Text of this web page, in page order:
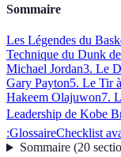
Sommaire
Les Légendes du
Technique du Dunk
Michael Jordan3. Le
Gary Payton5. Le Tir
Hakeem Olajuwon7.
Leadership de Kobe
:GlossaireChecklist
Sommaire(20